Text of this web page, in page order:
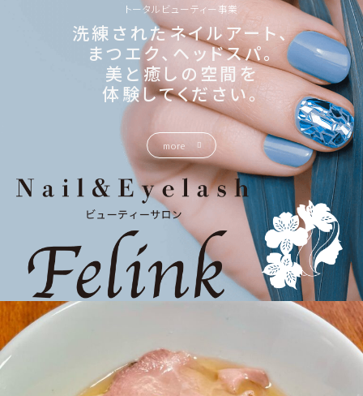
トータルビューティー事業
洗練されたネイルアート、
まつエク、ヘッドスパ。
美と癒しの空間を
体験してください。
more